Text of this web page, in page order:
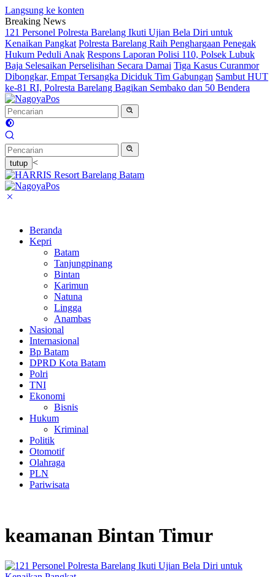
Langsung ke konten
Breaking News
121 Personel Polresta Barelang Ikuti Ujian Bela Diri untuk
Kenaikan Pangkat Polresta Barelang Raih Penghargaan Penegak
Hukum Peduli Anak Respons Laporan Polisi 110, Polsek Lubuk
Baja Selesaikan Perselisihan Secara Damai Tiga Kasus Curanmor
Dibongkar, Empat Tersangka Diciduk Tim Gabungan Sambut HUT
ke-81 RI, Polresta Barelang Bagikan Sembako dan 50 Bendera
tutup <
Beranda
Kepri
Batam
Tanjungpinang
Bintan
Karimun
Natuna
Lingga
Anambas
Nasional
Internasional
Bp Batam
DPRD Kota Batam
Polri
TNI
Ekonomi
Bisnis
Hukum
Kriminal
Politik
Otomotif
Olahraga
PLN
Pariwisata
keamanan Bintan Timur